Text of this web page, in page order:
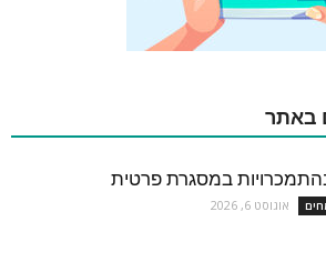
באתר
במסגרת פרטית
אוגוסט 6, 2026